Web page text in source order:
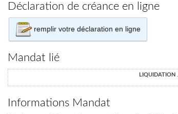
Déclaration de créance en ligne
remplir votre déclaration en ligne
Mandat lié
liquidation
Informations Mandat